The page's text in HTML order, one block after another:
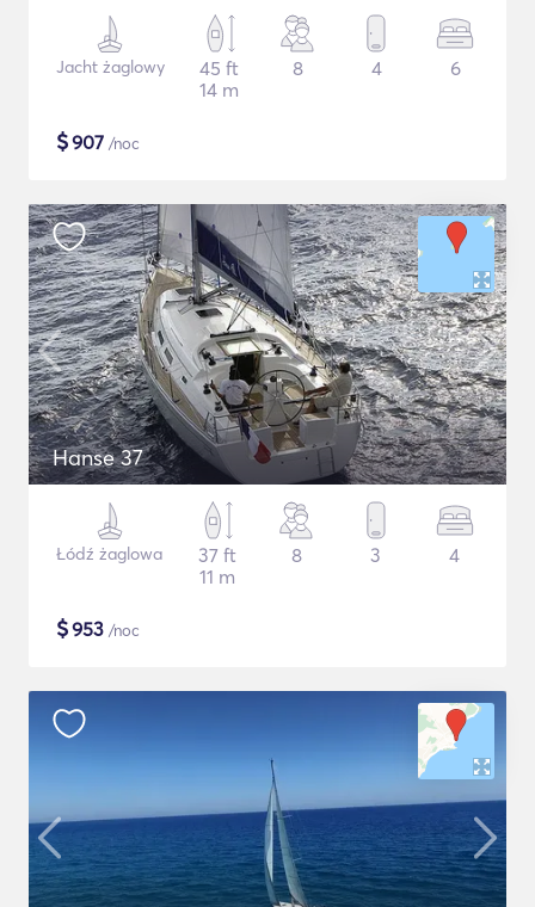
Jacht żaglowy
45 ft
14 m
8 4 6
$907 /noc
Hanse 37
Łódź żaglowa
37 ft
11 m
8 3 4
$953 /noc